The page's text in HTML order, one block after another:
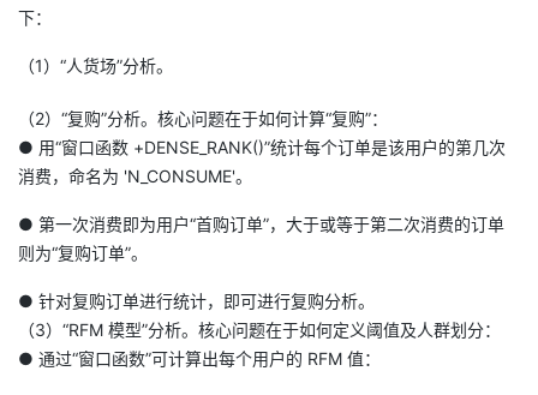
下：
（1）“人货场”分析。
（2）“复购”分析。核心问题在于如何计算“复购”：
● 用“窗口函数 +DENSE_RANK()”统计每个订单是该用户的第几次
消费，命名为 'N_CONSUME'。
● 第一次消费即为用户“首购订单”，大于或等于第二次消费的订单
则为“复购订单”。
● 针对复购订单进行统计，即可进行复购分析。
（3）“RFM 模型”分析。核心问题在于如何定义阈值及人群划分：
● 通过“窗口函数”可计算出每个用户的 RFM 值：